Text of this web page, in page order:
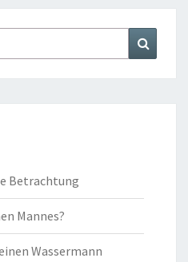
Betrachtung
Mannes?
Wassermann